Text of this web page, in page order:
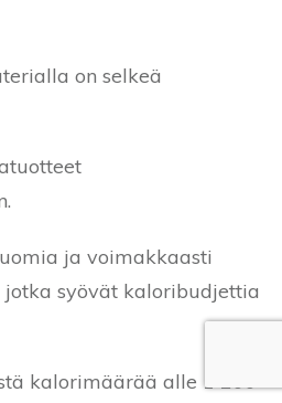
on selkeä
ja voimakkaasti
jotka syövät kaloribudjettia
kalorimäärää alle 1 200